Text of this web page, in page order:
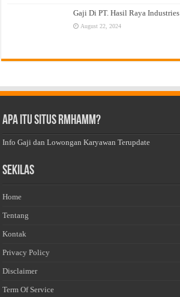
Gaji Di PT. Hasil Raya Industries
August 22, 2024
Apa Itu Situs Rmhamm?
Info Gaji dan Lowongan Karyawan Terupdate
Sekilas
Home
Tentang
Kontak
Privacy Policy
Disclaimer
Term Of Service